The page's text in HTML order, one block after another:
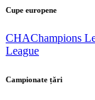
Cupe europene
CHAChampions
League
Campionate țări